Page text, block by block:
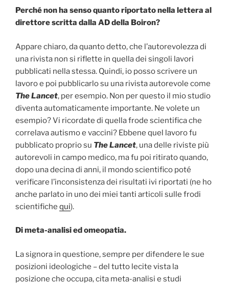
Perché non ha senso quanto riportato nella lettera al
direttore scritta dalla AD della Boiron?
Appare chiaro, da quanto detto, che l’autorevolezza di
una rivista non si riflette in quella dei singoli lavori
pubblicati nella stessa. Quindi, io posso scrivere un
lavoro e poi pubblicarlo su una rivista autorevole come
The Lancet, per esempio. Non per questo il mio studio
diventa automaticamente importante. Ne volete un
esempio? Vi ricordate di quella frode scientifica che
correlava autismo e vaccini? Ebbene quel lavoro fu
pubblicato proprio su The Lancet, una delle riviste più
autorevoli in campo medico, ma fu poi ritirato quando,
dopo una decina di anni, il mondo scientifico poté
verificare l’inconsistenza dei risultati ivi riportati (ne ho
anche parlato in uno dei miei tanti articoli sulle frodi
scientifiche qui).
Di meta-analisi ed omeopatia.
La signora in questione, sempre per difendere le sue
posizioni ideologiche – del tutto lecite vista la
posizione che occupa, cita meta-analisi e studi